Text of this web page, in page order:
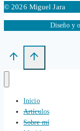
© 2026 Miguel Jara
Diseño y
Inicio
Artículos
Sobre mí